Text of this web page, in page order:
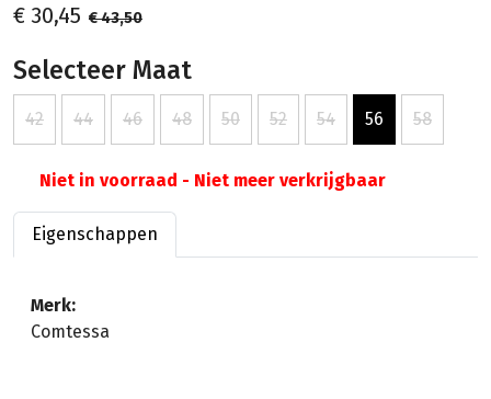
€ 30,45 € 43,50
Selecteer Maat
42 44 46 48 50 52 54 56 58
Niet in voorraad - Niet meer verkrijgbaar
Eigenschappen
Merk:
Comtessa